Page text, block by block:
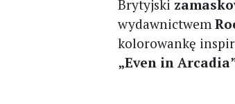
Brytyjski
wydawnictwem
kolorowankę
„Even in